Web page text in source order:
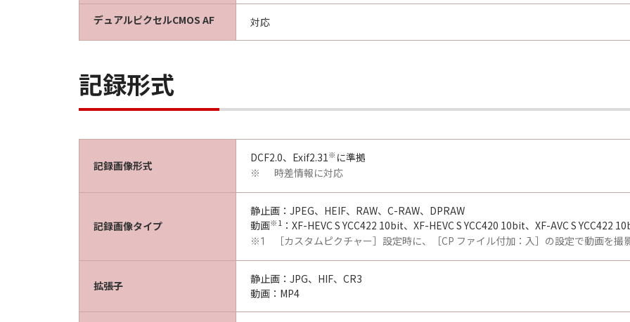
デュアルピクセルCMOS AF 対応
記録形式
記録画像形式
DCF2.0、Exif2.31※ に準拠
※ 時差情報に対応
記録画像タイプ
静止画：JPEG、HEIF、RAW、C-RAW、DPRAW
動画※1 ：XF-HEVC S YCC422 10bit、XF-HEVC S YCC420 10bit、XF-AVC S YCC422
※1 ［カスタムピクチャー］設定時に、［CP ファイル付加：入］の設定で動画を
拡張子
静止画：JPG、HIF、CR3
動画：MP4